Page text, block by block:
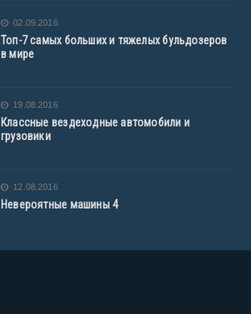
02.09.2016
Топ-7 самых больших и тяжелых бульдозеров
в мире
19.08.2016
Классные вездеходные автомобили и
грузовики
12.08.2016
Невероятные машины 4